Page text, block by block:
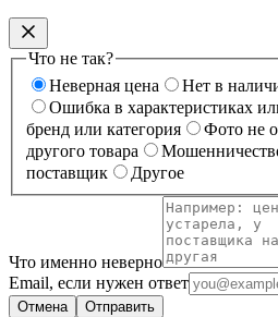
Что не так?
Неверная цена
Нет в
Ошибка в характеристиках
бренд или категория
Фото не
другого товара
поставщик
Другое
Что именно неверно
Email, если нужен ответ
Отмена Отправить